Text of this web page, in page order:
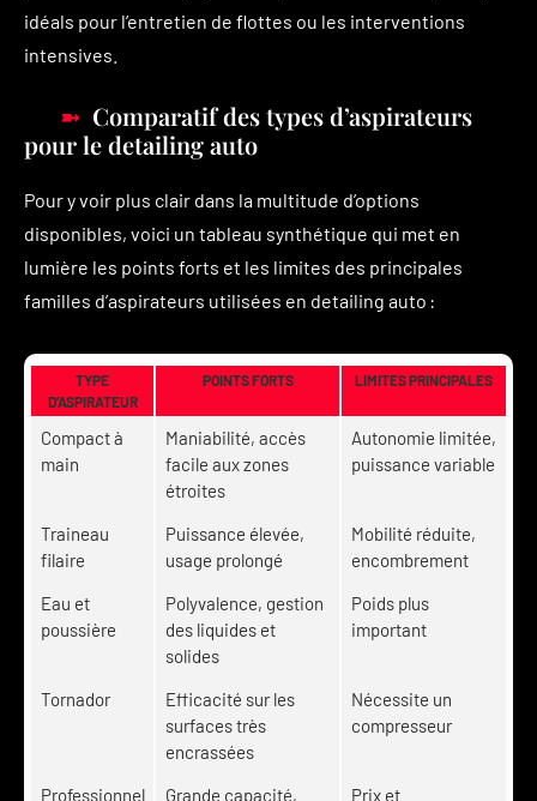
idéals pour l’entretien de flottes ou les interventions
intensives.
Comparatif des types d’aspirateurs
pour le detailing auto
Pour y voir plus clair dans la multitude d’options
disponibles, voici un tableau synthétique qui met en
lumière les points forts et les limites des principales
familles d’aspirateurs utilisées en detailing auto :
TYPE
D’ASPIRATEUR
POINTS FORTS LIMITES PRINCIPALES
Compact à
main
Maniabilité, accès
facile aux zones
étroites
Autonomie limitée,
puissance variable
Traineau
filaire
Puissance élevée,
usage prolongé
Mobilité réduite,
encombrement
Eau et
poussière
Polyvalence, gestion
des liquides et
solides
Poids plus
important
Tornador
Efficacité sur les
surfaces très
encrassées
Nécessite un
compresseur
Professionnel Grande capacité, Prix et